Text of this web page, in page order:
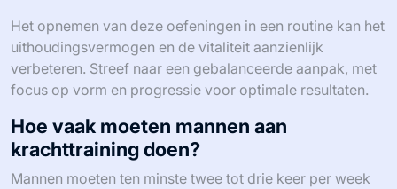
Het opnemen van deze oefeningen in een routine kan het
uithoudingsvermogen en de vitaliteit aanzienlijk
verbeteren. Streef naar een gebalanceerde aanpak, met
focus op vorm en progressie voor optimale resultaten.
Hoe vaak moeten mannen aan
krachttraining doen?
Mannen moeten ten minste twee tot drie keer per week